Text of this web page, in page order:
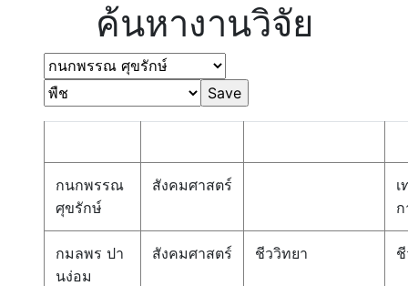
ค้นหางานวิจัย
กนกพรรณ
ศุขรักษ์
สังคมศาสตร์
กมลพร ปา
นง่อม
สังคมศาสตร์ ชีววิทยา